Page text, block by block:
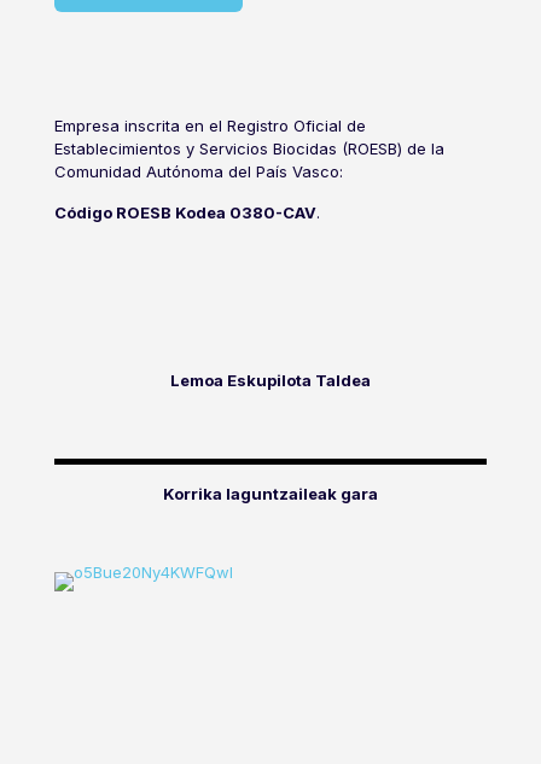
Empresa inscrita en el Registro Oficial de
Establecimientos y Servicios Biocidas (ROESB) de la
Comunidad Autónoma del País Vasco:
Código ROESB Kodea 0380-CAV.
Lemoa Eskupilota Taldea
Korrika laguntzaileak gara